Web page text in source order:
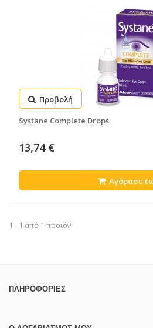
Προβολή
Systane Complete Drops
13,74 €
Αγόρασε
1 - 1 από 1 προϊόν
ΠΛΗΡΟΦΟΡΊΕΣ